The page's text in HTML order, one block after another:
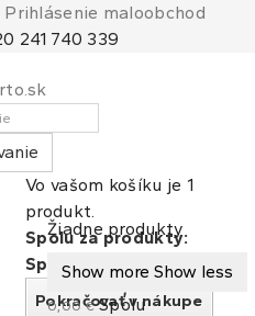
Prihlásenie maloobchod
241 740 339
Košík
(prázdny)
Žiadne produkty
Show more Show less
0,00 € Spolu
Vo vašom košíku je 1
produkt.
Spolu za produkty:
Spolu
Pokračovať v nákupe